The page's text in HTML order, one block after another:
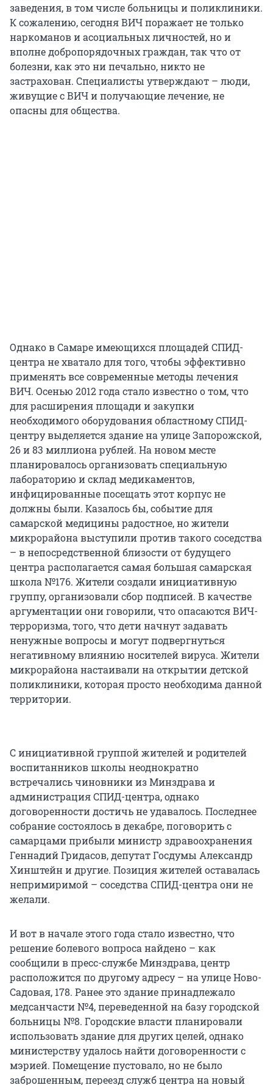
заведения, в том числе больницы и поликлиники.
К сожалению, сегодня ВИЧ поражает не только
наркоманов и асоциальных личностей, но и
вполне добропорядочных граждан, так что от
болезни, как это ни печально, никто не
застрахован. Специалисты утверждают – люди,
живущие с ВИЧ и получающие лечение, не
опасны для общества.
Однако в Самаре имеющихся площадей СПИД-
центра не хватало для того, чтобы эффективно
применять все современные методы лечения
ВИЧ. Осенью 2012 года стало известно о том, что
для расширения площади и закупки
необходимого оборудования областному СПИД-
центру выделяется здание на улице Запорожской,
26 и 83 миллиона рублей. На новом месте
планировалось организовать специальную
лабораторию и склад медикаментов,
инфицированные посещать этот корпус не
должны были. Казалось бы, событие для
самарской медицины радостное, но жители
микрорайона выступили против такого соседства
– в непосредственной близости от будущего
центра располагается самая большая самарская
школа №176. Жители создали инициативную
группу, организовали сбор подписей. В качестве
аргументации они говорили, что опасаются ВИЧ-
терроризма, того, что дети начнут задавать
ненужные вопросы и могут подвергнуться
негативному влиянию носителей вируса. Жители
микрорайона настаивали на открытии детской
поликлиники, которая просто необходима данной
территории.
С инициативной группой жителей и родителей
воспитанников школы неоднократно
встречались чиновники из Минздрава и
администрация СПИД-центра, однако
договоренности достичь не удавалось. Последнее
собрание состоялось в декабре, поговорить с
самарцами прибыли министр здравоохранения
Геннадий Гридасов, депутат Госдумы Александр
Хинштейн и другие. Позиция жителей оставалась
непримиримой – соседства СПИД-центра они не
желали.
И вот в начале этого года стало известно, что
решение болевого вопроса найдено – как
сообщили в пресс-службе Минздрава, центр
расположится по другому адресу – на улице Ново-
Садовая, 178. Ранее это здание принадлежало
медсанчасти №4, переведенной на базу городской
больницы №8. Городские власти планировали
использовать здание для других целей, однако
министерству удалось найти договоренности с
мэрией. Помещение пустовало, но не было
заброшенным, переезд служб центра на новый